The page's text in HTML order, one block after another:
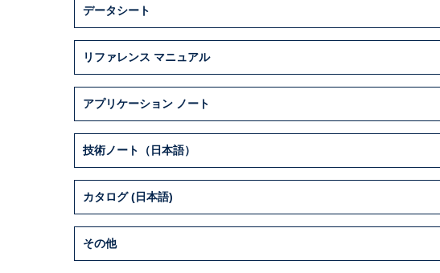
データシート
リファレンス マニュアル
アプリケーション ノート
技術ノート（日本語）
カタログ (日本語)
その他